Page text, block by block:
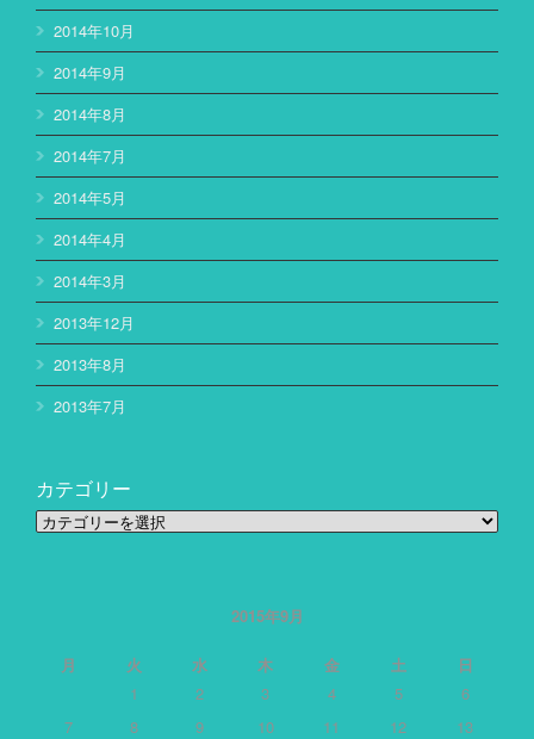
2014年10月
2014年9月
2014年8月
2014年7月
2014年5月
2014年4月
2014年3月
2013年12月
2013年8月
2013年7月
カテゴリー
カ
2015年9月
月 火 水 木 金 土
日
1
2 3 4 5
6
7
8 9 10 11 12 13